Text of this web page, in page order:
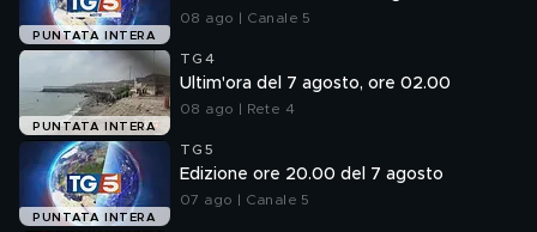
PUNTATA INTERA
08 ago | Canale 5
PUNTATA INTERA
TG4
Ultim'ora del 7 agosto, ore 02.00
08 ago | Rete 4
PUNTATA INTERA
TG5
Edizione ore 20.00 del 7 agosto
07 ago | Canale 5